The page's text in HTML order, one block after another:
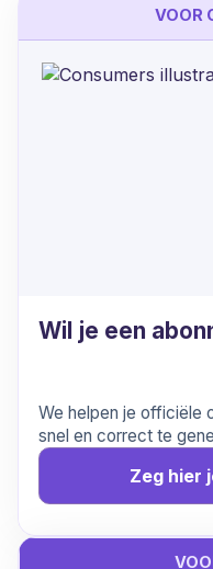
VOOR
Wil je een
We helpen je officiële
snel en correct te
Zeg hier